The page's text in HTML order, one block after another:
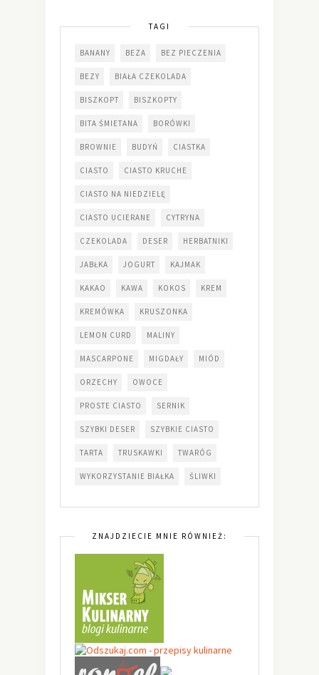
TAGI
BANANY BEZA BEZ PIECZENIA
BEZY BIAŁA CZEKOLADA
BISZKOPT BISZKOPTY
BITA ŚMIETANA BORÓWKI
BROWNIE BUDYŃ CIASTKA
CIASTO CIASTO KRUCHE
CIASTO NA NIEDZIELĘ
CIASTO UCIERANE CYTRYNA
CZEKOLADA DESER HERBATNIKI
JABŁKA JOGURT KAJMAK
KAKAO KAWA KOKOS KREM
KREMÓWKA KRUSZONKA
LEMON CURD MALINY
MASCARPONE MIGDAŁY MIÓD
ORZECHY OWOCE
PROSTE CIASTO SERNIK
SZYBKI DESER SZYBKIE CIASTO
TARTA TRUSKAWKI TWARÓG
WYKORZYSTANIE BIAŁKA ŚLIWKI
ZNAJDZIECIE MNIE RÓWNIEŻ: